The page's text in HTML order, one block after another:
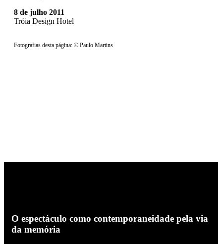
8 de julho 2011
Tróia Design Hotel
Fotografias desta página: © Paulo Martins
O espectáculo como contemporaneidade pela via
da memória